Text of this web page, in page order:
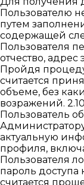
Пользователю
путем
содержащей
Пользователя
отчество, адрес
Пройдя
считается
объеме, без
возражений.
Пользователь
актуальную
профиля,
Пользователя
пароль доступа
считается